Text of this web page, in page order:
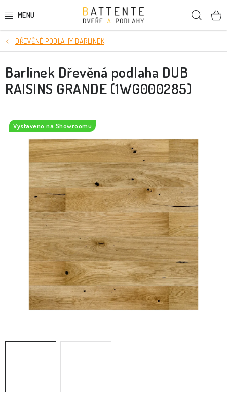
na
DVEŘE
SMRKOVÉ DVEŘE
PODLAHY
LIŠTY A DEKORAČNÍ PRVKY
NÁSTĚNNÉ PANELY
SKRYTÉ ZÁRUBNĚ
STAVEBNÍ POUZDRA
KLIKY & KOVÁNÍ
REALIZACE Kontakty O nás
Proč s námi
Vrácení, výměna zboží
Obchodní podmínky
Reklamační řád
Posuzování Jakosti
GDPR FAQ
DŘEVĚNÉ PODLAHY BARLINEK
Barlinek Dřevěná podlaha DUB
RAISINS GRANDE (1WG000285)
Vystaveno na Showroomu